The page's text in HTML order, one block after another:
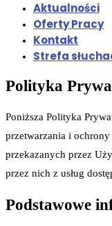
Aktualności
Oferty Pracy
Kontakt
Strefa
Polityka
Poniższa Polityka
przetwarzania i
przekazanych przez
przez nich z usług
Podstawowe